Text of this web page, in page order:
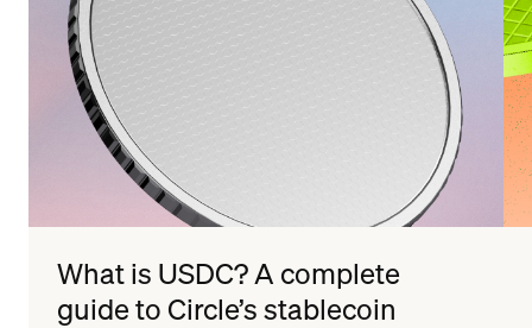
What is USDC? A complete
guide to Circle’s stablecoin